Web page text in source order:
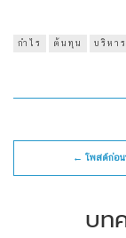
กำไร ต้นทุน บริหา
← โพสต์ก่อน
บท